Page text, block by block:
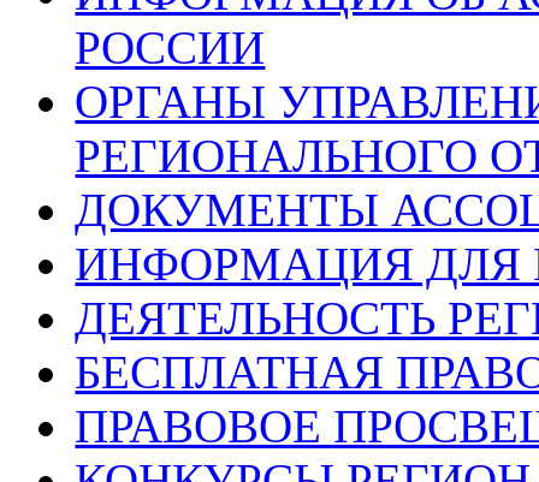
РОССИИ
ОРГАНЫ
РЕГИОНАЛЬНОГО
ДОКУМЕНТЫ
ИНФОРМАЦИЯ ДЛЯ
ДЕЯТЕЛЬНОСТЬ
БЕСПЛАТНАЯ
ПРАВОВОЕ